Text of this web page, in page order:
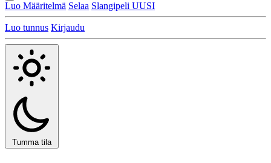
Luo Määritelmä Selaa Slangipeli UUSI
Luo tunnus Kirjaudu
Tumma tila